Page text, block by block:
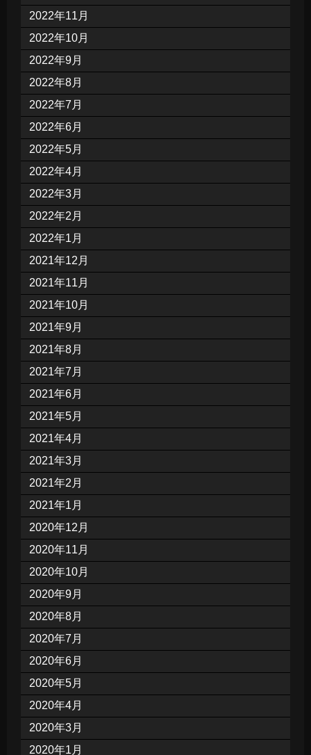
2022年11月
2022年10月
2022年9月
2022年8月
2022年7月
2022年6月
2022年5月
2022年4月
2022年3月
2022年2月
2022年1月
2021年12月
2021年11月
2021年10月
2021年9月
2021年8月
2021年7月
2021年6月
2021年5月
2021年4月
2021年3月
2021年2月
2021年1月
2020年12月
2020年11月
2020年10月
2020年9月
2020年8月
2020年7月
2020年6月
2020年5月
2020年4月
2020年3月
2020年1月